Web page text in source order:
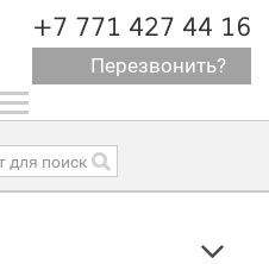
+7 771 427 44 16
Перезвонить?
Toggle
navigation